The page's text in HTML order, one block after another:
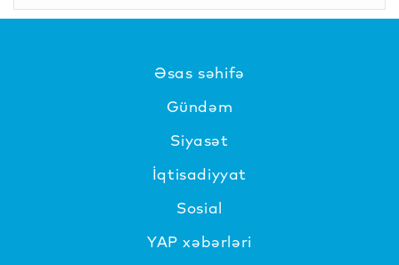
Əsas səhifə
Gündəm
Siyasət
İqtisadiyyat
Sosial
YAP xəbərləri